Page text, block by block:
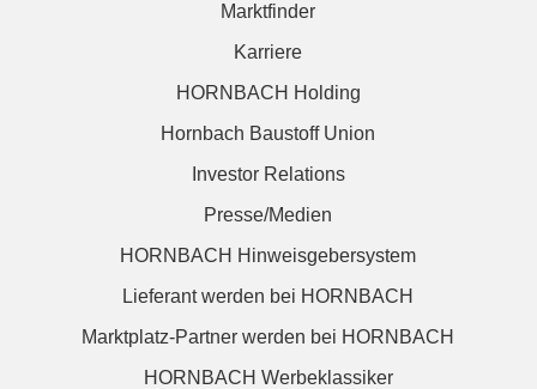
Marktfinder
Karriere
HORNBACH Holding
Hornbach Baustoff Union
Investor Relations
Presse/Medien
HORNBACH Hinweisgebersystem
Lieferant werden bei HORNBACH
Marktplatz-Partner werden bei HORNBACH
HORNBACH Werbeklassiker